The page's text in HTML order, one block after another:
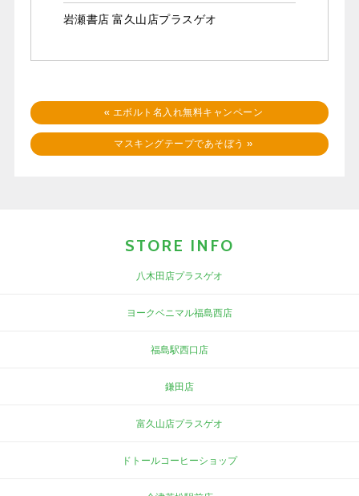
岩瀬書店 富久山店プラスゲオ
« エボルト名入れ無料キャンペーン
マスキングテープであそぼう»
STORE INFO
八木田店プラスゲオ
ヨークベニマル福島西店
福島駅西口店
鎌田店
富久山店プラスゲオ
ドトールコーヒーショップ